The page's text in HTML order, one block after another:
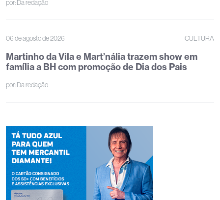
por: Da redação
06 de agosto de 2026 CULTURA
Martinho da Vila e Mart’nália trazem show em
família a BH com promoção de Dia dos Pais
por:Da redação